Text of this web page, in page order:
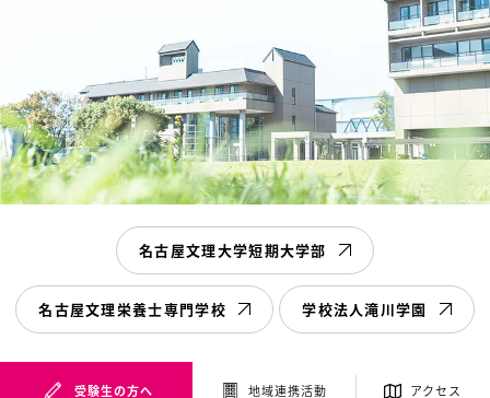
受験生の方へ 地域連携活動 アクセス
名古屋文理大学短期大学部
名古屋文理栄養士専門学校 学校法人滝川学園